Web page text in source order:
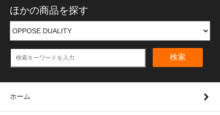
ほかの商品を探す
検索
ホーム